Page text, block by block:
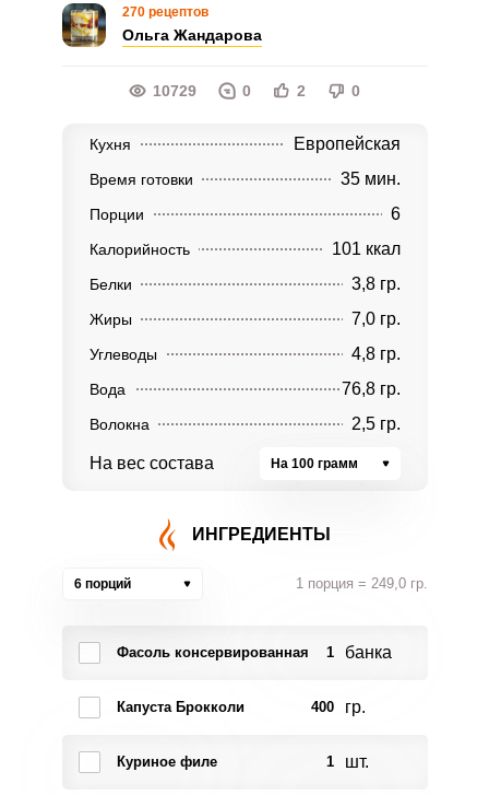
270 рецептов
Ольга Жандарова
10729 0 2 0
Кухня Европейская
Время готовки 35 мин.
Порции 6
Калорийность 101 ккал
Белки 3,8 гр.
Жиры 7,0 гр.
Углеводы 4,8 гр.
Вода 76,8 гр.
Волокна 2,5 гр.
На вес состава На 100 грамм
ИНГРЕДИЕНТЫ
6 порций 1 порция = 249,0 гр.
Фасоль консервированная 1 банка
Капуста Брокколи 400 гр.
Куриное филе 1 шт.